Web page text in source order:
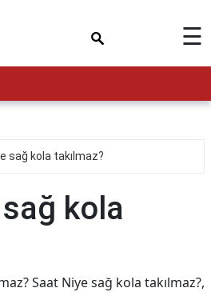
☰
sağ kola takılmaz?
kola
Saat Niye sağ kola takılmaz?,